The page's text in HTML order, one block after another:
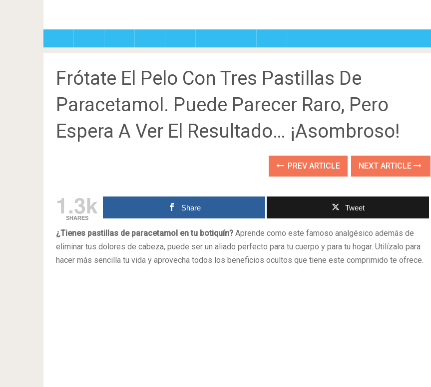
Frótate El Pelo Con Tres Pastillas De
Paracetamol. Puede Parecer Raro, Pero
Espera A Ver El Resultado… ¡Asombroso!
PREV ARTICLE NEXT ARTICLE
1.3k
SHARES
Share Tweet
¿Tienes pastillas de paracetamol en tu botiquín? Aprende como este famoso analgésico además de
eliminar tus dolores de cabeza, puede ser un aliado perfecto para tu cuerpo y para tu hogar. Utilízalo para
hacer más sencilla tu vida y aprovecha todos los beneficios ocultos que tiene este comprimido te ofrece.